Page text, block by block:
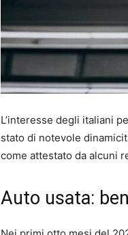
L’interesse degli italiani
stato di notevole
come attestato da alcuni
Auto usata: